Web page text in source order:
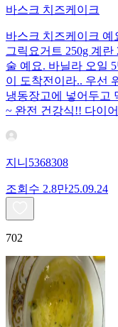
바스크 치즈케이크
바스크 치즈케이크
그릭요거트 250g 계
술 예요. 바닐라 오일
이 도착전이라.. 우선
냉동장고에 넣어두고
~ 완전 건강식!! 다이
지니5368308
조회수 2.8만25.09.24
702